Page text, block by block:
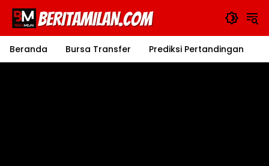
Langsung
konten
Beranda
Bursa Transfer Prediksi Pertandingan